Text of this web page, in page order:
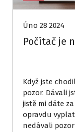
Úno 28 2024
Počítač je
Když jste
pozor. Dávali
jistě mi dáte
opravdu
nedávali